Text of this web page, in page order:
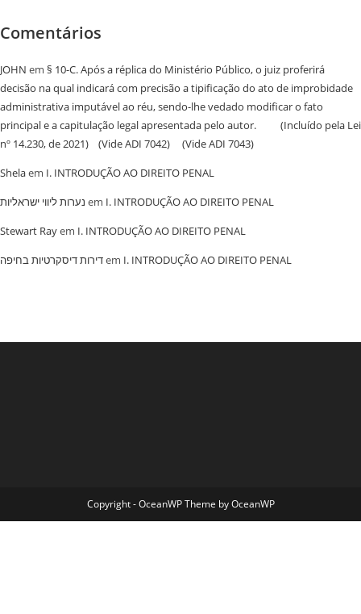
Comentários
JOHN em § 10-C. Após a réplica do Ministério Público, o juiz proferirá
decisão na qual indicará com precisão a tipificação do ato de improbidade
administrativa imputável ao réu, sendo-lhe vedado modificar o fato
principal e a capitulação legal apresentada pelo autor. (Incluído pela Lei
nº 14.230, de 2021) (Vide ADI 7042) (Vide ADI 7043)
Shelaem I. INTRODUÇÃO AO DIREITO PENAL
נערות ליווי ישראליות em I. INTRODUÇÃO AO DIREITO PENAL
Stewart Rayem I. INTRODUÇÃO AO DIREITO PENAL
‏דירות דיסקרטיות בחיפהem I. INTRODUÇÃO AO DIREITO PENAL
Copyright - OceanWP Theme by OceanWP